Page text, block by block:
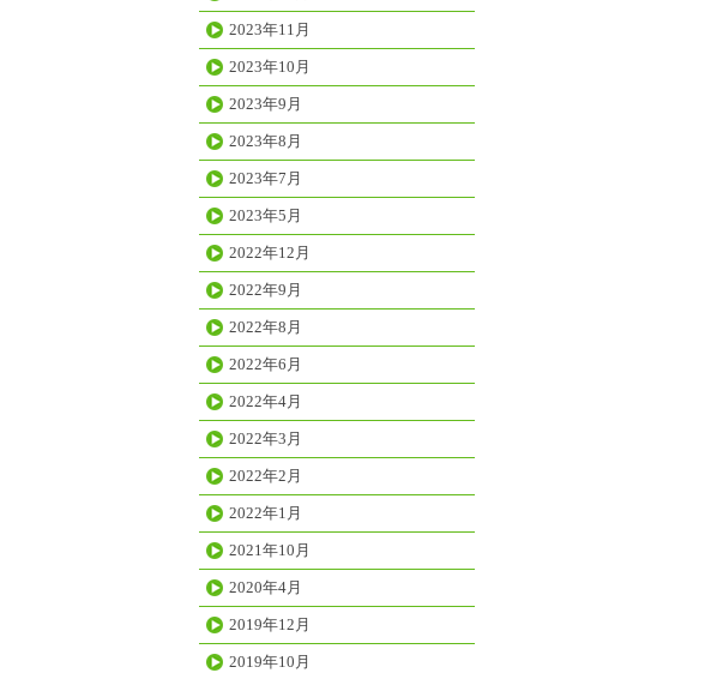
2023年11月
2023年10月
2023年9月
2023年8月
2023年7月
2023年5月
2022年12月
2022年9月
2022年8月
2022年6月
2022年4月
2022年3月
2022年2月
2022年1月
2021年10月
2020年4月
2019年12月
2019年10月